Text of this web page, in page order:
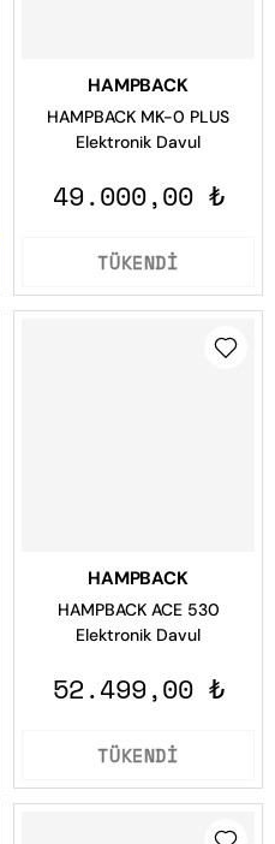
HAMPBACK
HAMPBACK MK-0 PLUS
Elektronik Davul
49.000,00 ₺
TÜKENDİ
HAMPBACK
HAMPBACK ACE 530
Elektronik Davul
52.499,00 ₺
TÜKENDİ